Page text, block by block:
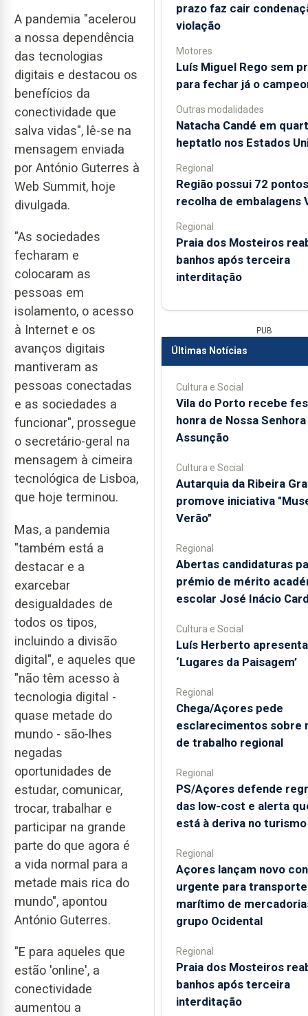
A pandemia "acelerou
a nossa dependência
das tecnologias
digitais e destacou os
benefícios da
conectividade que
salva vidas", lê-se na
mensagem enviada
por António Guterres à
Web Summit, hoje
divulgada.
"As sociedades
fecharam e
colocaram as
pessoas em
isolamento, o acesso
à Internet e os
avanços digitais
mantiveram as
pessoas conectadas
e as sociedades a
funcionar", prossegue
o secretário-geral na
mensagem à cimeira
tecnológica de Lisboa,
que hoje terminou.
Mas, a pandemia
"também está a
destacar e a
exarcebar
desigualdades de
todos os tipos,
incluindo a divisão
digital", e aqueles que
"não têm acesso à
tecnologia digital -
quase metade do
mundo - são-lhes
negadas
oportunidades de
estudar, comunicar,
trocar, trabalhar e
participar na grande
parte do que agora é
a vida normal para a
metade mais rica do
mundo", apontou
António Guterres.
"E para aqueles que
estão 'online', a
conectividade
aumentou a
prazo faz cair
violação
Motores
Luís Miguel Rego sem
para fechar já o
Outras modalidades
Natacha Candé em
heptatlo nos Estados
Regional
Região possui 72
recolha de embalagens
Regional
Praia dos Mosteiros
banhos após terceira
interditação
PUB
Últimas Notícias
Cultura e Social
Vila do Porto recebe
honra de Nossa Senhora
Assunção
Cultura e Social
Autarquia da Ribeira
promove iniciativa
Verão"
Regional
Abertas candidaturas
prémio de mérito
escolar José Inácio
Cultura e Social
Luís Herberto apresenta
‘Lugares da Paisagem’
Regional
Chega/Açores pede
esclarecimentos sobre
de trabalho regional
Regional
PS/Açores defende
das low-cost e alerta
está à deriva no turismo
Regional
Açores lançam novo
urgente para transporte
marítimo de
grupo Ocidental
Regional
Praia dos Mosteiros
banhos após terceira
interditação